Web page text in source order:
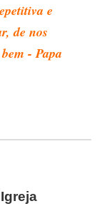
e
de nos
- Papa